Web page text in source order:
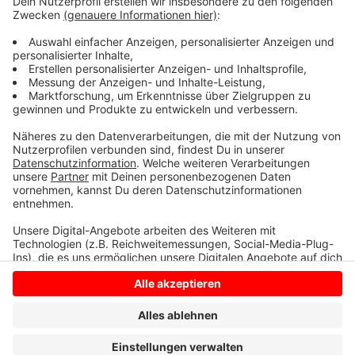
in der Hosentasche. Immerhin gibt es fast 3 Millionen
deutsche Wikipedia-Artikel. Und unser Moderator
Hendrik Frost dachte sich: 'Es wird Zeit, dass sich das
alles mal jemand durchliest!'
Anzeige
Anzeige